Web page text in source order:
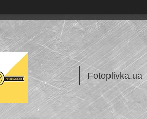
Fotoplivka.ua